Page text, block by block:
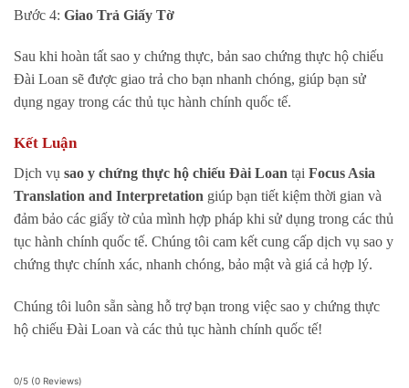
Bước 4: Giao Trả Giấy Tờ
Sau khi hoàn tất sao y chứng thực, bản sao chứng thực hộ chiếu
Đài Loan sẽ được giao trả cho bạn nhanh chóng, giúp bạn sử
dụng ngay trong các thủ tục hành chính quốc tế.
Kết Luận
Dịch vụ sao y chứng thực hộ chiếu Đài Loan tại Focus Asia
Translation and Interpretation giúp bạn tiết kiệm thời gian và
đảm bảo các giấy tờ của mình hợp pháp khi sử dụng trong các thủ
tục hành chính quốc tế. Chúng tôi cam kết cung cấp dịch vụ sao y
chứng thực chính xác, nhanh chóng, bảo mật và giá cả hợp lý.
Chúng tôi luôn sẵn sàng hỗ trợ bạn trong việc sao y chứng thực
hộ chiếu Đài Loan và các thủ tục hành chính quốc tế!
0/5 (0 Reviews)